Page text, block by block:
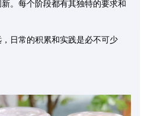
。每个阶段都有其独特的要求和
日常的积累和实践是必不可少